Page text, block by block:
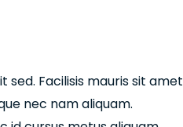
Facilisis mauris sit amet
nec nam aliquam.